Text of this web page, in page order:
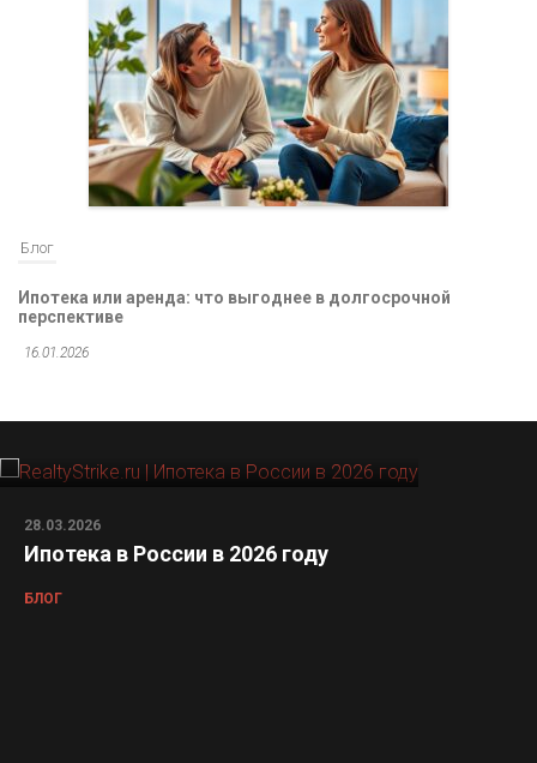
Блог
Ипотека или аренда: что выгоднее в долгосрочной
перспективе
16.01.2026
28.03.2026
Ипотека в России в 2026 году
БЛОГ